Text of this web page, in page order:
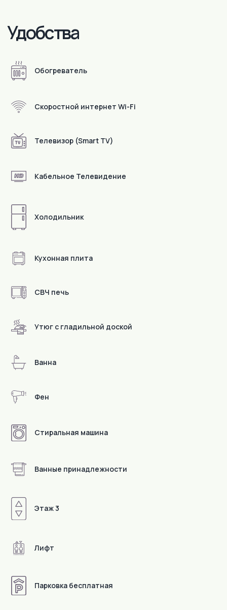
Обогреватель
Скоростной интернет Wi-Fi
Телевизор (Smart TV)
Кабельное Телевидение
Холодильник
Кухонная плита
СВЧ печь
Утюг с гладильной доской
Ванна
Фен
Стиральная машина
Ванные принадлежности
Этаж 3
Лифт
Парковка бесплатная
В пешей доступности
Детали